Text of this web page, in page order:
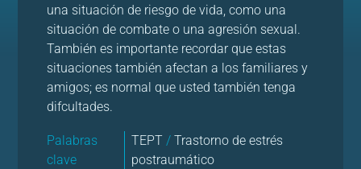
una situación de riesgo de vida, como una
situación de combate o una agresión sexual.
También es importante recordar que estas
situaciones también afectan a los familiares y
amigos; es normal que usted también tenga
difcultades.
Palabras
clave
TEPT/ Trastorno de estrés
postraumático